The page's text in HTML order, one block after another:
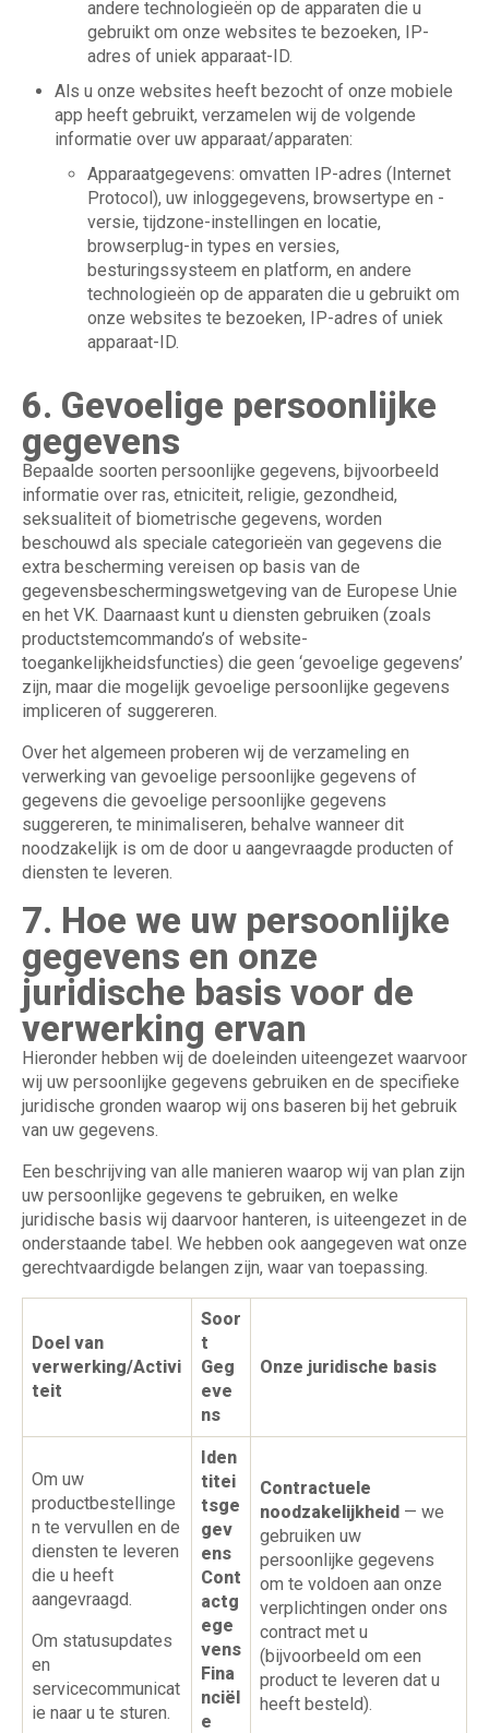
andere technologieën op de apparaten die u
gebruikt om onze websites te bezoeken, IP-
adres of uniek apparaat-ID.
Als u onze websites heeft bezocht of onze mobiele
app heeft gebruikt, verzamelen wij de volgende
informatie over uw apparaat/apparaten:
Apparaatgegevens: omvatten IP-adres (Internet
Protocol), uw inloggegevens, browsertype en -
versie, tijdzone-instellingen en locatie,
browserplug-in types en versies,
besturingssysteem en platform, en andere
technologieën op de apparaten die u gebruikt om
onze websites te bezoeken, IP-adres of uniek
apparaat-ID.
6. Gevoelige persoonlijke
gegevens
Bepaalde soorten persoonlijke gegevens, bijvoorbeeld
informatie over ras, etniciteit, religie, gezondheid,
seksualiteit of biometrische gegevens, worden
beschouwd als speciale categorieën van gegevens die
extra bescherming vereisen op basis van de
gegevensbeschermingswetgeving van de Europese Unie
en het VK. Daarnaast kunt u diensten gebruiken (zoals
productstemcommando’s of website-
toegankelijkheidsfuncties) die geen ‘gevoelige gegevens’
zijn, maar die mogelijk gevoelige persoonlijke gegevens
impliceren of suggereren.
Over het algemeen proberen wij de verzameling en
verwerking van gevoelige persoonlijke gegevens of
gegevens die gevoelige persoonlijke gegevens
suggereren, te minimaliseren, behalve wanneer dit
noodzakelijk is om de door u aangevraagde producten of
diensten te leveren.
7. Hoe we uw persoonlijke
gegevens en onze
juridische basis voor de
verwerking ervan
Hieronder hebben wij de doeleinden uiteengezet waarvoor
wij uw persoonlijke gegevens gebruiken en de specifieke
juridische gronden waarop wij ons baseren bij het gebruik
van uw gegevens.
Een beschrijving van alle manieren waarop wij van plan zijn
uw persoonlijke gegevens te gebruiken, en welke
juridische basis wij daarvoor hanteren, is uiteengezet in de
onderstaande tabel. We hebben ook aangegeven wat onze
gerechtvaardigde belangen zijn, waar van toepassing.
Doel van
verwerking/Activi
teit
Soor
t
Geg
eve
ns
Onze juridische basis
Om uw
productbestellinge
n te vervullen en de
diensten te leveren
die u heeft
aangevraagd.
Om statusupdates
en
servicecommunicat
ie naar u te sturen.
Iden
titei
tsge
gev
ens
Cont
actg
ege
vens
Fina
nciël
e
Contractuele
noodzakelijkheid — we
gebruiken uw
persoonlijke gegevens
om te voldoen aan onze
verplichtingen onder ons
contract met u
(bijvoorbeeld om een
product te leveren dat u
heeft besteld).